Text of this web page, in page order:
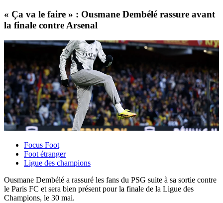
« Ça va le faire » : Ousmane Dembélé rassure avant
la finale contre Arsenal
Focus Foot
Foot étranger
Ligue des champions
Ousmane Dembélé a rassuré les fans du PSG suite à sa sortie contre
le Paris FC et sera bien présent pour la finale de la Ligue des
Champions, le 30 mai.